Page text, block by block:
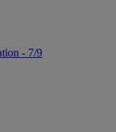
- 7/9